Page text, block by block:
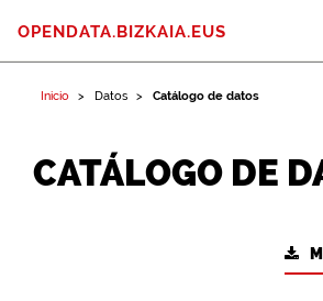
OPENDATA.BIZKAIA.EUS
Inicio Datos Catálogo de datos
CATÁLOGO DE